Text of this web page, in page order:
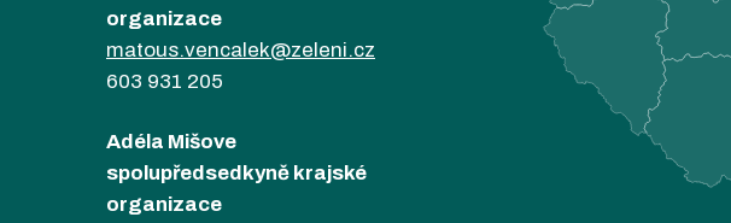
organizace
matous.vencalek@zeleni.cz
603 931 205
Adéla Mišove
spolupředsedkyně krajské
organizace